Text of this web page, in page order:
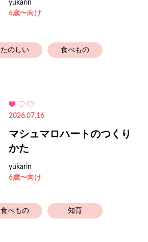
yukarin
6歳〜向け
たのしい 食べもの
2026.07.16
マシュマロハートのつくり
かた
yukarin
6歳〜向け
食べもの 知育